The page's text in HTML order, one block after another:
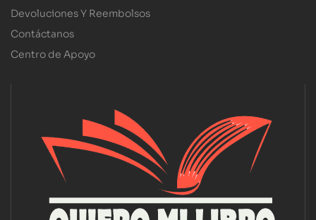
Devoluciones Y Reembolsos
Contáctanos
Centro de Apoyo